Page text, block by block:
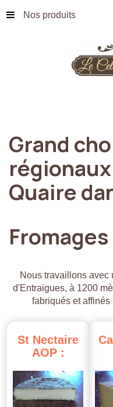
Nos produits
Grand
régionaux
Quaire
Fromages
Nous travaillons avec
d'Entraigues, à 1200
fabriqués et
St Nectaire
AOP :